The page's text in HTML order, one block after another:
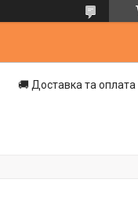
🚚 Доставка та оплата